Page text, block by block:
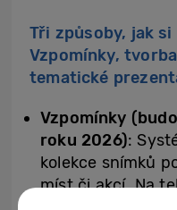
Tři způsoby, jak
Vzpomínky,
tematické
Vzpomínky
roku 2026):
kolekce snímků
míst či akcí. Na